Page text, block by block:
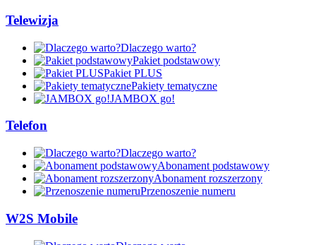
Telewizja
Dlaczego warto?
Pakiet podstawowy
Pakiet PLUS
Pakiety tematyczne
JAMBOX go!
Telefon
Dlaczego warto?
Abonament podstawowy
Abonament rozszerzony
Przenoszenie numeru
W2S Mobile